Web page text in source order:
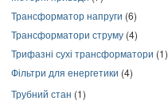
Трансформатор напруги (6)
Трансформатори струму (4)
Трифазні сухі трансформатори (1)
Фільтри для енергетики (4)
Трубний стан (1)